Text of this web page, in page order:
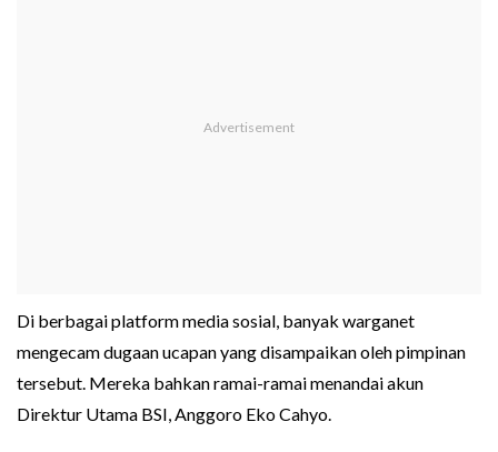
Di berbagai platform media sosial, banyak warganet
mengecam dugaan ucapan yang disampaikan oleh pimpinan
tersebut. Mereka bahkan ramai-ramai menandai akun
Direktur Utama BSI, Anggoro Eko Cahyo.